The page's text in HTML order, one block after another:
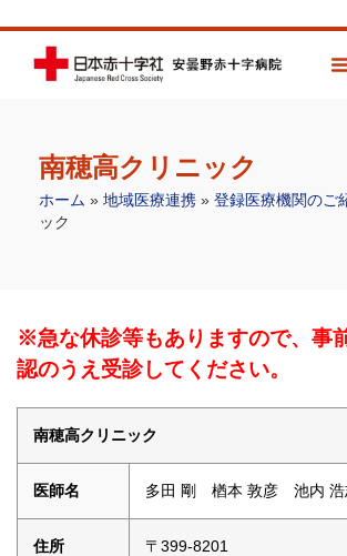
南穂高クリニック
ホーム » 地域医療連携 » 登録医療機関のご
ック
※急な休診等もありますので、事
認のうえ受診してください。
南穂高クリニック
医師名 多田 剛 楢本 敦彦 池内 浩
住所
〒399-8201